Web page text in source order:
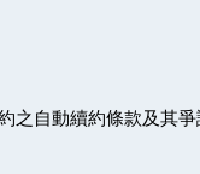
之自動續約條款及其